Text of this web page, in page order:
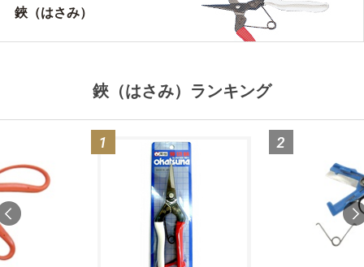
鋏（はさみ）
鋏（はさみ）ランキング